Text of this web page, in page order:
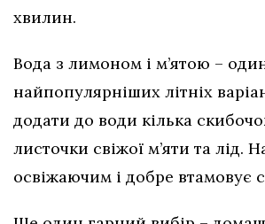
хвилин.
Вода з лимоном і м’ятою –
найпопулярніших літніх
додати до води кілька
листочки свіжої м’яти та лід.
освіжаючим і добре втамовує